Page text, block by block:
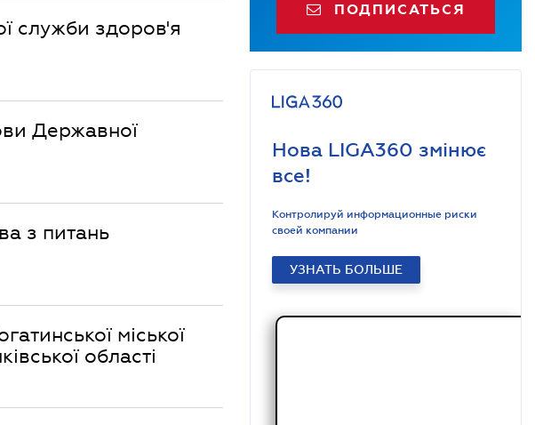
служби здоров'я
Державної
з питань
міської
області
ПОДПИСАТЬСЯ
Нова LIGA360 змінює
все!
Контролируй информационные риски
своей компании
УЗНАТЬ БОЛЬШЕ